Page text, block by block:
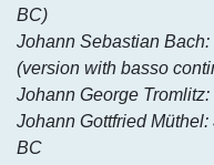
BC)
Johann Sebastian Bach:
(version with basso
Johann George Tromlitz:
Johann Gottfried Müthel:
BC